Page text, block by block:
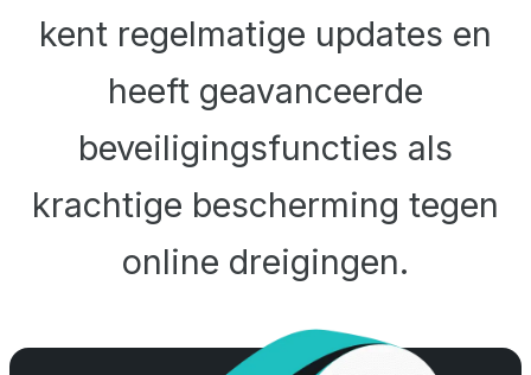
kent regelmatige updates en
heeft geavanceerde
beveiligingsfuncties als
krachtige bescherming tegen
online dreigingen.